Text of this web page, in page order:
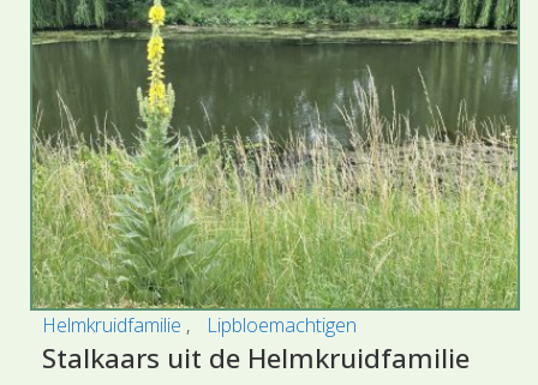
Helmkruidfamilie Lipbloemachtigen
Stalkaars uit de Helmkruidfamilie